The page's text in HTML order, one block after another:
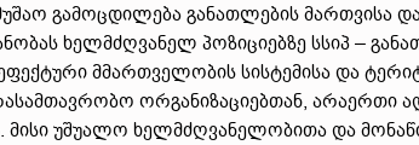
გამოცდილება განათლების მართვისა
ხელმძღვანელ პოზიციებზე სსიპ –
მმართველობის სისტემისა და
ორგანიზაციებთან, არაერთი
უშუალო ხელმძღვანელობითა და